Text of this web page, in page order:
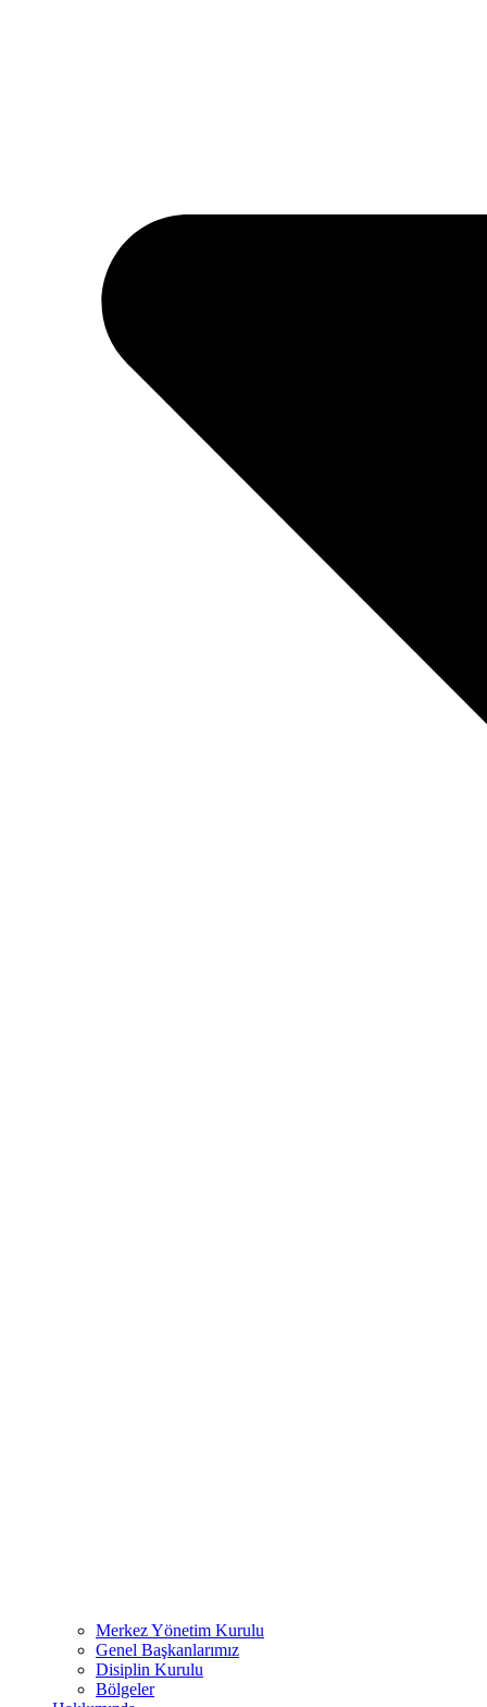
Merkez Yönetim Kurulu
Genel Başkanlarımız
Disiplin Kurulu
Bölgeler